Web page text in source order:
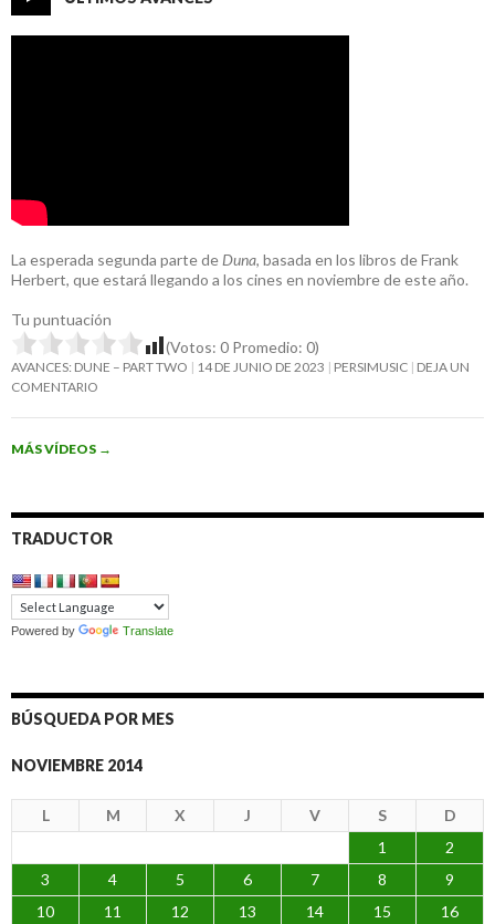
La esperada segunda parte de Duna, basada en los libros de Frank
Herbert, que estará llegando a los cines en noviembre de este año.
Tu puntuación
(Votos: 0 Promedio: 0)
AVANCES: DUNE – PART TWO 14 DE JUNIO DE 2023 PERSIMUSIC DEJA UN
COMENTARIO
MÁS VÍDEOS →
TRADUCTOR
Powered by Translate
BÚSQUEDA POR MES
NOVIEMBRE 2014
L M X J V S
D
1
2
3
4 5 6 7 8
9
10
11 12 13 14 15
16